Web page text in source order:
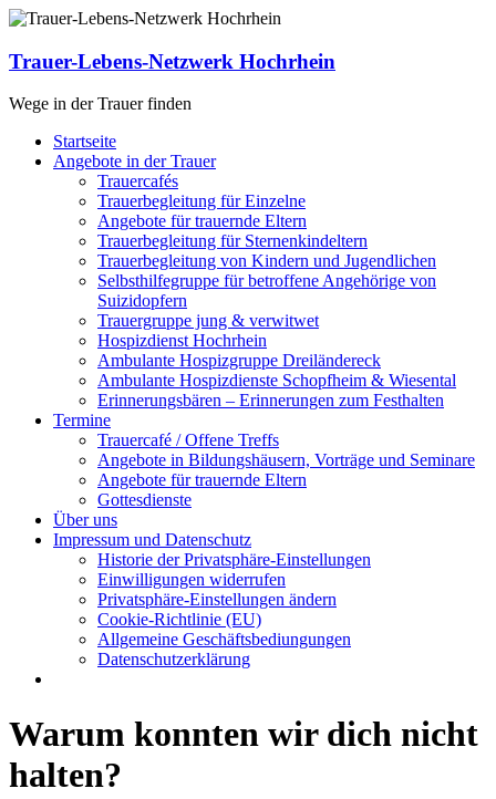
Zum
springen
Trauer-Lebens-Netzwerk Hochrhein
Wege in der Trauer finden
Menü
Startseite
Angebote in der Trauer
Trauercafés
Trauerbegleitung für Einzelne
Angebote für trauernde Eltern
Trauerbegleitung für Sternenkindeltern
Trauerbegleitung von Kindern und Jugendlichen
Selbsthilfegruppe für betroffene Angehörige von
Suizidopfern
Trauergruppe jung & verwitwet
Hospizdienst Hochrhein
Ambulante Hospizgruppe Dreiländereck
Ambulante Hospizdienste Schopfheim & Wiesental
Erinnerungsbären – Erinnerungen zum Festhalten
Termine
Trauercafé / Offene Treffs
Angebote in Bildungshäusern, Vorträge und Seminare
Angebote für trauernde Eltern
Gottesdienste
Über uns
Impressum und Datenschutz
Historie der Privatsphäre-Einstellungen
Einwilligungen widerrufen
Privatsphäre-Einstellungen ändern
Cookie-Richtlinie (EU)
Allgemeine Geschäftsbediungungen
Datenschutzerklärung
Warum konnten wir dich nicht
halten?